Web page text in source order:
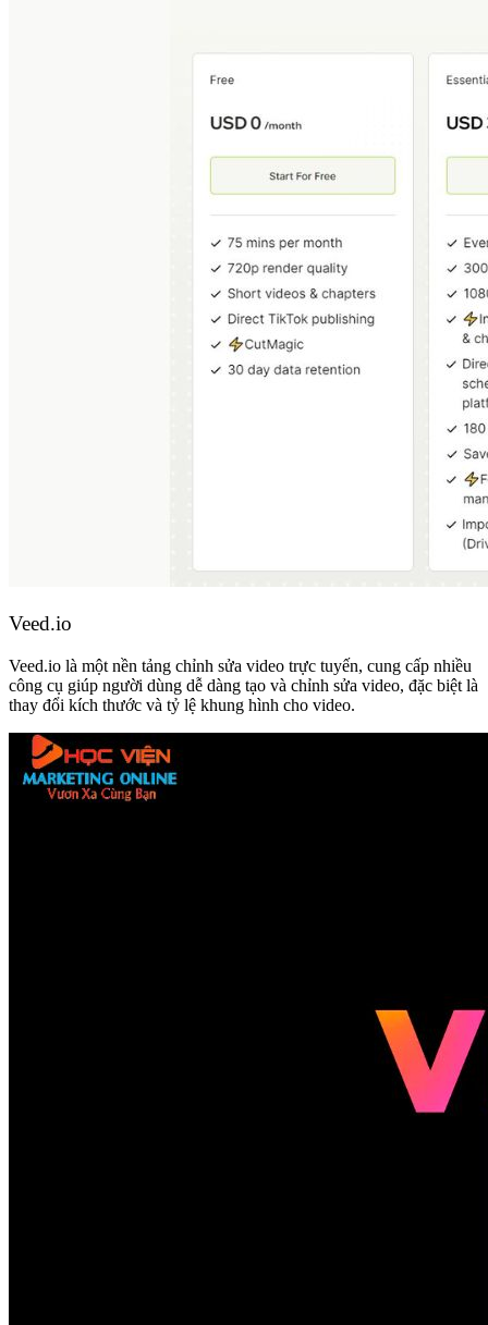
Veed.io
Veed.io là một nền tảng chỉnh sửa video trực tuyến, cung cấp nhiều
công cụ giúp người dùng dễ dàng tạo và chỉnh sửa video, đặc biệt là
thay đổi kích thước và tỷ lệ khung hình cho video.